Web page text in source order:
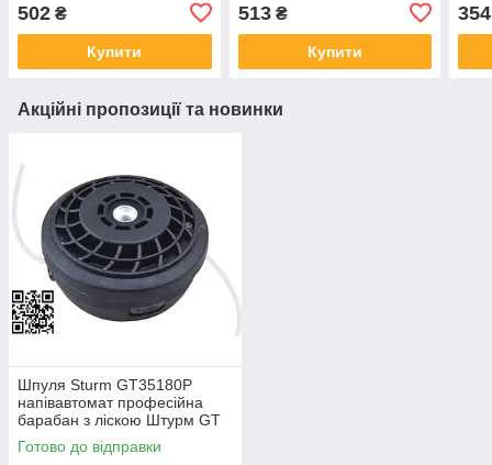
косильна тример малої
мощності
502 ₴
Купити
шпуля A03001 A03174
DA03001
513₴
Купити
354
Акційні пропозиції та новинки
Шпуля Sturm GT35180P
напівавтомат професійна
барабан з ліскою Штурм GT
3513P-69 барабан з
автоматичним намотуванням
Готово до відправки